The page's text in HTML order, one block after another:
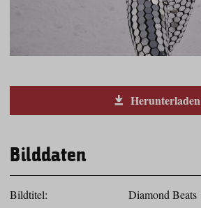
Herunterladen
Bilddaten
Bildtitel:
Diamond Beats